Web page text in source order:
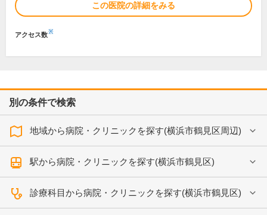
この医院の詳細をみる
アクセス数※
別の条件で検索
地域から病院・クリニックを探す(横浜市鶴見区周辺)
駅から病院・クリニックを探す(横浜市鶴見区)
診療科目から病院・クリニックを探す(横浜市鶴見区)